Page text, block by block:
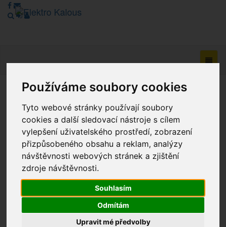
Používáme soubory cookies
Tyto webové stránky používají soubory
cookies a další sledovací nástroje s cílem
vylepšení uživatelského prostředí, zobrazení
přizpůsobeného obsahu a reklam, analýzy
návštěvnosti webových stránek a zjištění
zdroje návštěvnosti.
Souhlasím
Odmítám
Upravit mé předvolby
režimu Katalogu. Objednávky on-line nyní nelze vyřídit.
Děkujeme za pochopení.
Výprodej
Novinky